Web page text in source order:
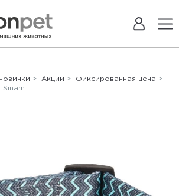
> Акции > Фиксированная цена >